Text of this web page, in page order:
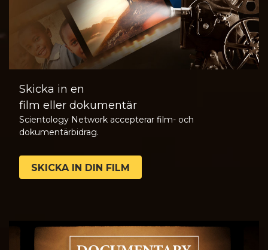
Skicka in en
film eller dokumentär
Scientology Network accepterar film- och
dokumentärbidrag.
SKICKA IN DIN FILM